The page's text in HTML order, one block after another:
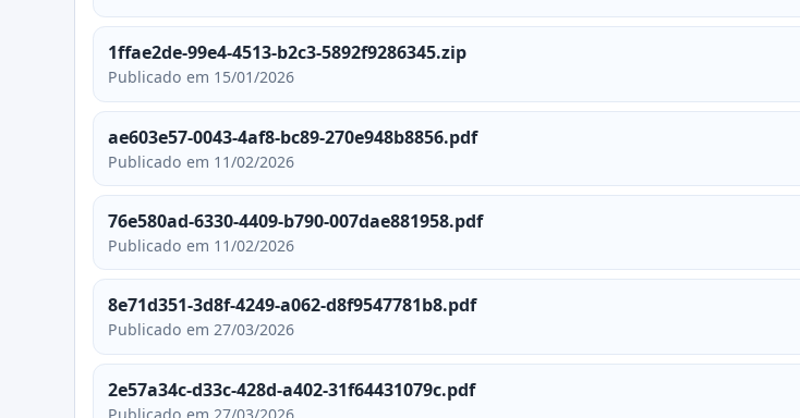
1ffae2de-99e4-4513-b2c3-5892f9286345.zip
Publicado em 15/01/2026
ae603e57-0043-4af8-bc89-270e948b8856.pdf
Publicado em 11/02/2026
76e580ad-6330-4409-b790-007dae881958.pdf
Publicado em 11/02/2026
8e71d351-3d8f-4249-a062-d8f9547781b8.pdf
Publicado em 27/03/2026
2e57a34c-d33c-428d-a402-31f64431079c.pdf